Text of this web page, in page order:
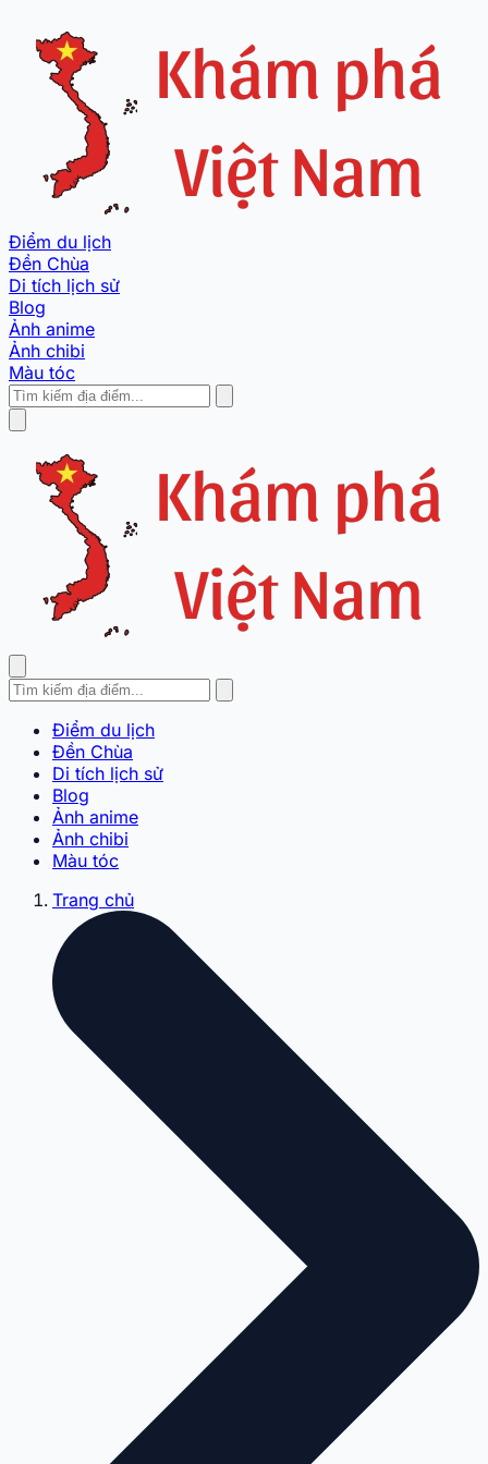
Điểm du lịch
Đền Chùa
Di tích lịch sử
Blog
Ảnh anime
Ảnh chibi
Màu tóc
Điểm du lịch
Đền Chùa
Di tích lịch sử
Blog
Ảnh anime
Ảnh chibi
Màu tóc
Trang chủ